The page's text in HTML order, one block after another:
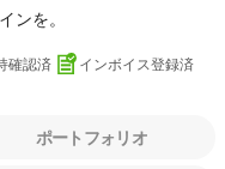
ンを。
確認済 インボイス登録済
ポートフォリオ